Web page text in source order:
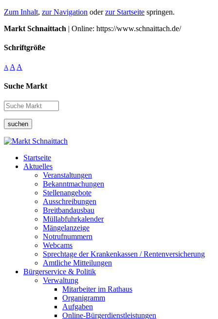
Zum Inhalt, zur Navigation oderzur Startseite springen.
Markt Schnaittach | Online: https://www.schnaittach.de/
Schriftgröße
A A A
Suche Markt
suchen
Startseite
Aktuelles
Veranstaltungen
Bekanntmachungen
Stellenangebote
Ausschreibungen
Breitbandausbau
Müllabfuhrkalender
Mängelanzeige
Notrufnummern
Webcams
Sprechtage der Krankenkassen / Rentenversicherung
Amtliche Mitteilungen
Bürgerservice & Politik
Verwaltung
Mitarbeiter im Rathaus
Organigramm
Aufgaben
Online-Bürgerdienstleistungen